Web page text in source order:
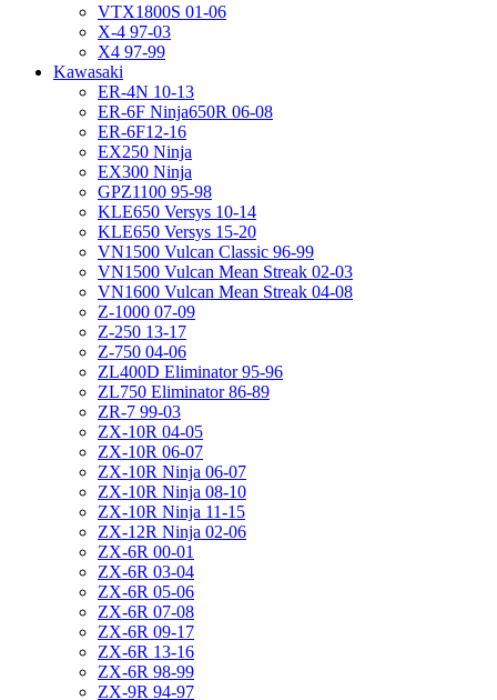
VTX1800S 01-06
X-4 97-03
X4 97-99
Kawasaki
ER-4N 10-13
ER-6F Ninja650R 06-08
ER-6F12-16
EX250 Ninja
EX300 Ninja
GPZ1100 95-98
KLE650 Versys 10-14
KLE650 Versys 15-20
VN1500 Vulcan Classic 96-99
VN1500 Vulcan Mean Streak 02-03
VN1600 Vulcan Mean Streak 04-08
Z-1000 07-09
Z-250 13-17
Z-750 04-06
ZL400D Eliminator 95-96
ZL750 Eliminator 86-89
ZR-7 99-03
ZX-10R 04-05
ZX-10R 06-07
ZX-10R Ninja 06-07
ZX-10R Ninja 08-10
ZX-10R Ninja 11-15
ZX-12R Ninja 02-06
ZX-6R 00-01
ZX-6R 03-04
ZX-6R 05-06
ZX-6R 07-08
ZX-6R 09-17
ZX-6R 13-16
ZX-6R 98-99
ZX-9R 94-97